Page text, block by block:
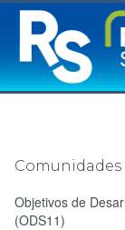
Comunidades
Objetivos de
(ODS11)